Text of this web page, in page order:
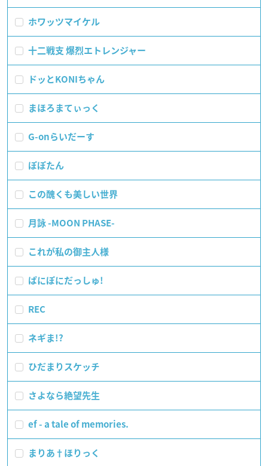
ホワッツマイケル
十二戦支 爆烈エトレンジャー
ドッとKONIちゃん
まほろまてぃっく
G-onらいだーす
ぽぽたん
この醜くも美しい世界
月詠 -MOON PHASE-
これが私の御主人様
ぱにぽにだっしゅ!
REC
ネギま!?
ひだまりスケッチ
さよなら絶望先生
ef - a tale of memories.
まりあ†ほりっく